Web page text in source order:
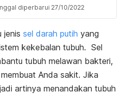
diperbarui 27/10/2022
jenis sel darah putih yang
kekebalan tubuh. Sel
tubuh melawan bakteri,
Anda sakit. Jika
artinya menandakan tubuh